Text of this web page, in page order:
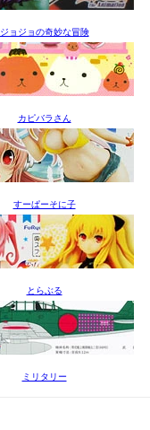
ジョジョの奇妙な冒険
カピバラさん
すーぱーそに子
とらぶる
ミリタリー